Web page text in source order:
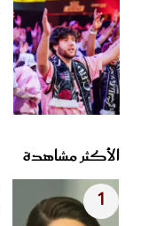
الأكثر مشاهدة
1